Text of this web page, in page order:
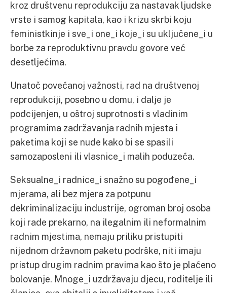
kroz društvenu reprodukciju za nastavak ljudske
vrste i samog kapitala, kao i krizu skrbi koju
feministkinje i sve_i one_i koje_i su uključene_i u
borbe za reproduktivnu pravdu govore već
desetljećima.
Unatoč povećanoj važnosti, rad na društvenoj
reprodukciji, posebno u domu, i dalje je
podcijenjen, u oštroj suprotnosti s vladinim
programima zadržavanja radnih mjesta i
paketima koji se nude kako bi se spasili
samozaposleni ili vlasnice_i malih poduzeća.
Seksualne_i radnice_i snažno su pogođene_i
mjerama, ali bez mjera za potpunu
dekriminalizaciju industrije, ogroman broj osoba
koji rade prekarno, na ilegalnim ili neformalnim
radnim mjestima, nemaju priliku pristupiti
nijednom državnom paketu podrške, niti imaju
pristup drugim radnim pravima kao što je plaćeno
bolovanje. Mnoge_i uzdržavaju djecu, roditelje ili